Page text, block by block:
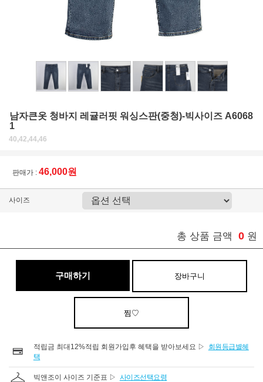
남자큰옷 청바지 레귤러핏 워싱스판(중청)-빅사이즈 A6068
1
40,42,44,46
판매가 : 46,000원
사이즈
총 상품 금액 0 원
구매하기 장바구니
찜♡
적립금 최대12%적립 회원가입후 혜택을 받아보세요 ▷
회원등급별혜
택
빅앤조이 사이즈 기준표 ▷ 사이즈선택요령